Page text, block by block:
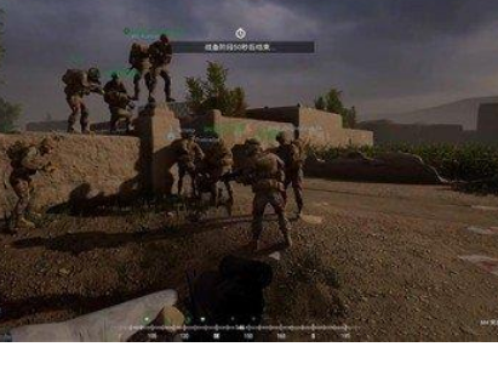
战地5》小队长游玩技巧指南(《战地5》小队长游玩技巧指南攻略)
角球进攻(fifa21角球战术没反应)
全面战争:三国》陆战新手指南(全面战争三国战术技巧分享)
重生边缘》战术装备系统简介(重生边缘怎么升级武器库)
电竞俱乐部》moba类战术设置方法是什么(电竞俱乐部moba攻略)
洛克王国》战术训练活动教程(洛克王国战斗能力培养)
王者荣耀》s22小队在哪看(王者s22的小队在哪里)
国王队能力值(nba2konline2国王队好用的战术)
阵型战术推荐(fifa19各位置最强球员)
战术探测手雷(csgo手雷轨迹)
战术小队》游戏简单介绍大全(战术小队游戏百度百科)
战术侦测手雷(csgo战术侦测手雷指令)
战术小队》新手武器选择推荐哪个(战术小队买哪个?)